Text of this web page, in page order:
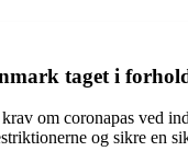
taget i
om coronapas ved
og sikre en